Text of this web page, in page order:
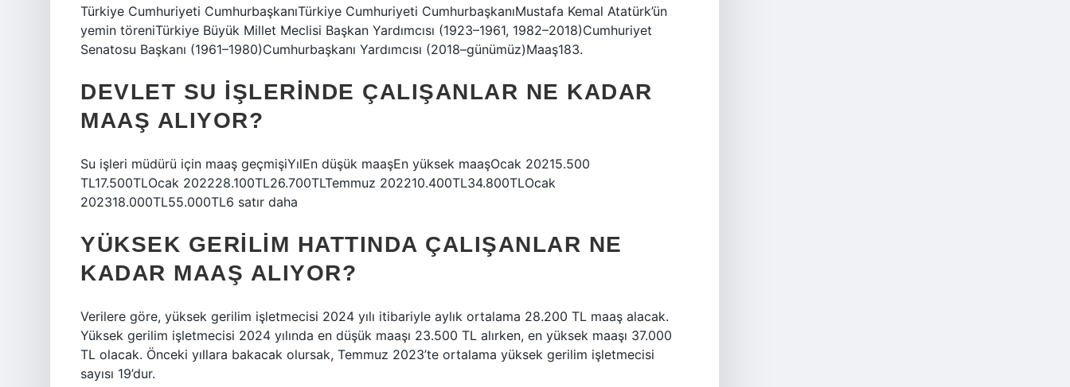
Türkiye Cumhuriyeti CumhurbaşkanıTürkiye Cumhuriyeti CumhurbaşkanıMustafa Kemal Atatürk’ün
yemin töreniTürkiye Büyük Millet Meclisi Başkan Yardımcısı (1923–1961, 1982–2018)Cumhuriyet
Senatosu Başkanı (1961–1980)Cumhurbaşkanı Yardımcısı (2018–günümüz)Maaş183.
DEVLET SU IŞLERINDE ÇALIŞANLAR NE KADAR
MAAŞ ALIYOR?
Su işleri müdürü için maaş geçmişiYılEn düşük maaşEn yüksek maaşOcak 20215.500
TL17.500TLOcak 202228.100TL26.700TLTemmuz 202210.400TL34.800TLOcak
202318.000TL55.000TL6 satır daha
YÜKSEK GERILIM HATTINDA ÇALIŞANLAR NE
KADAR MAAŞ ALIYOR?
Verilere göre, yüksek gerilim işletmecisi 2024 yılı itibariyle aylık ortalama 28.200 TL maaş alacak.
Yüksek gerilim işletmecisi 2024 yılında en düşük maaşı 23.500 TL alırken, en yüksek maaşı 37.000
TL olacak. Önceki yıllara bakacak olursak, Temmuz 2023’te ortalama yüksek gerilim işletmecisi
sayısı 19’dur.